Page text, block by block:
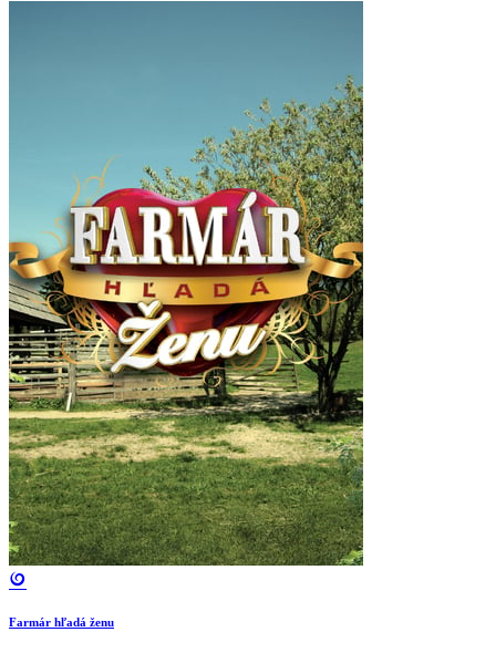
Farmár hľadá ženu